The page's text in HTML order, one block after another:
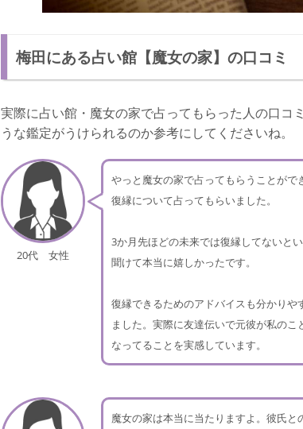
梅田にある占い館【魔女の家】の口コミ
実際に占い館・魔女の家で占ってもらった人の口コ
うな鑑定がうけられるのか参考にしてくださいね。
20代 女性
やっと魔女の家で占ってもらうことが
復縁について占ってもらいました。
3か月先ほどの未来では復縁してないと
聞けて本当に嬉しかったです。
復縁できるためのアドバイスも分かり
ました。実際に友達伝いで元彼が私の
なってることを実感しています。
魔女の家は本当に当たりますよ。彼氏